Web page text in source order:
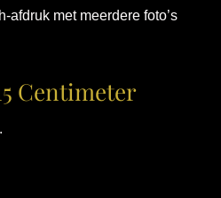
afdruk met meerdere foto’s
Centimeter